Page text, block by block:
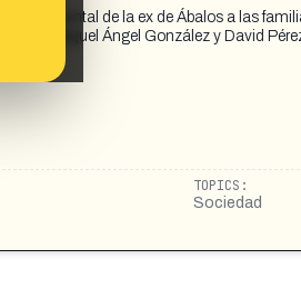
documental de la ex de Ábalos a las
de Miguel Ángel González y David
TOPICS:
Sociedad